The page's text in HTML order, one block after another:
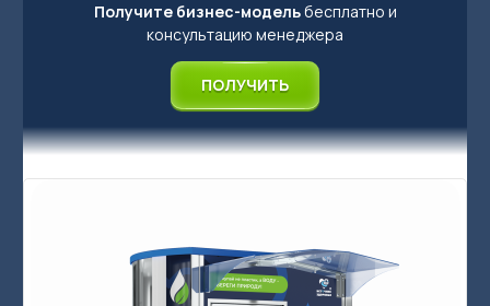
Акваматы фильтрованной воды
Акваматы с привозной водой
Системы очистки воды
Комплектующие к акваматам
Сопутствующее оборудование для продажи чистой воды в
Получите бизнес-модельбесплатно и
консультацию менеджера
ПОЛУЧИТЬ